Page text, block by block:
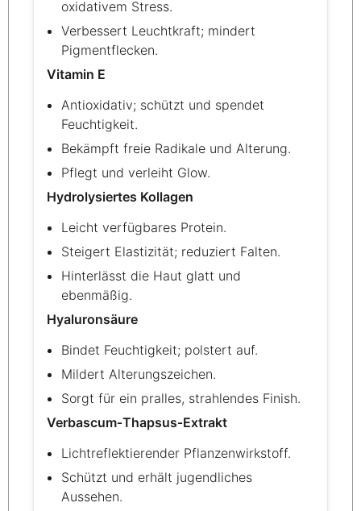
oxidativem Stress.
Verbessert Leuchtkraft; mindert
Pigmentflecken.
Vitamin E
Antioxidativ; schützt und spendet
Feuchtigkeit.
Bekämpft freie Radikale und Alterung.
Pflegt und verleiht Glow.
Hydrolysiertes Kollagen
Leicht verfügbares Protein.
Steigert Elastizität; reduziert Falten.
Hinterlässt die Haut glatt und
ebenmäßig.
Hyaluronsäure
Bindet Feuchtigkeit; polstert auf.
Mildert Alterungszeichen.
Sorgt für ein pralles, strahlendes Finish.
Verbascum‑Thapsus‑Extrakt
Lichtreflektierender Pflanzenwirkstoff.
Schützt und erhält jugendliches
Aussehen.